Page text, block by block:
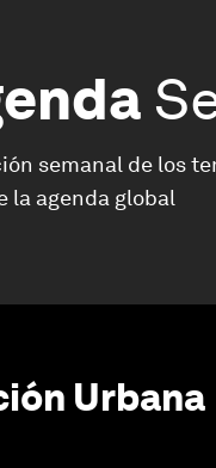
semanal de los
la agenda global
Urbana